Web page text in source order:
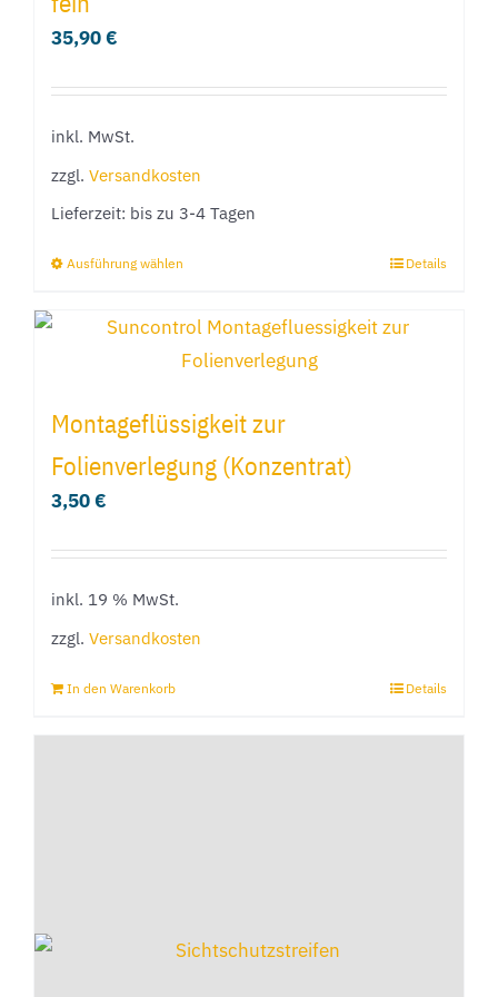
35,90€
inkl. MwSt.
zzgl. Versandkosten
Lieferzeit: bis zu 3-4 Tagen
Ausführung wählen
weist
mehrere
auf.
Die
Produktseite
Details
Montageflüssigkeit zur
Folienverlegung (Konzentrat)
3,50€
inkl. 19 % MwSt.
zzgl. Versandkosten
In den Warenkorb Details